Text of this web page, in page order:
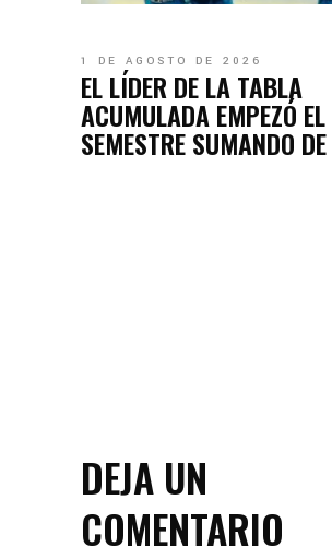
1 DE AGOSTO DE 2026
EL LÍDER DE LA TABLA
ACUMULADA EMPEZÓ EL
SEMESTRE SUMANDO
DEJA UN
COMENTARIO